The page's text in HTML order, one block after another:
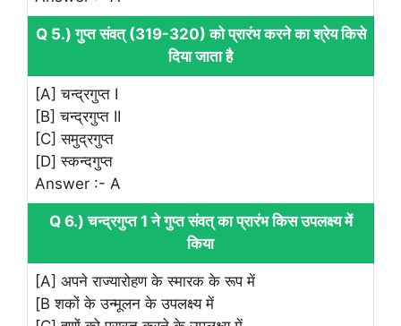
Q 5.) गुप्त संवत् (319-320) को प्रारंभ करने का श्रेय किसे
दिया जाता है
[A] चन्द्रगुप्त I
[B] चन्द्रगुप्त II
[C] समुद्रगुप्त
[D] स्कन्दगुप्त
Answer :- A
Q 6.) चन्द्रगुप्त 1 ने गुप्त संवत् का प्रारंभ किस उपलक्ष्य में
किया
[A] अपने राज्यारोहण के स्मारक के रूप में
[B शकों के उन्मूलन के उपलक्ष्य में